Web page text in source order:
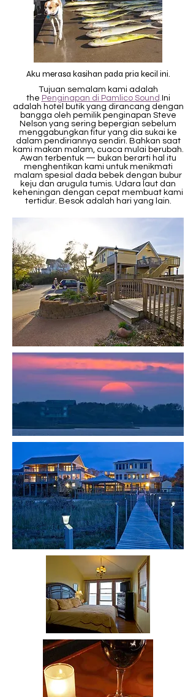
Aku merasa kasihan pada pria kecil ini.
Tujuan semalam kami adalah
the Penginapan di Pamlico Sound . Ini
adalah hotel butik yang dirancang dengan
bangga oleh pemilik penginapan Steve
Nelson yang sering bepergian sebelum
menggabungkan fitur yang dia sukai ke
dalam pendiriannya sendiri. Bahkan saat
kami makan malam, cuaca mulai berubah.
Awan terbentuk — bukan berarti hal itu
menghentikan kami untuk menikmati
malam spesial dada bebek dengan bubur
keju dan arugula tumis. Udara laut dan
keheningan dengan cepat membuat kami
tertidur. Besok adalah hari yang lain.